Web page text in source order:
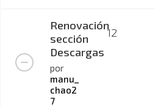
Renovación
sección
Descargas
por
manu_
chao2
7
12